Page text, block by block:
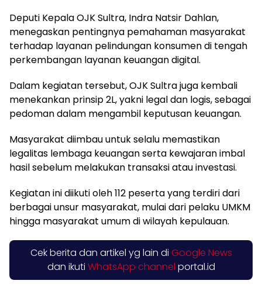
Deputi Kepala OJK Sultra, Indra Natsir Dahlan,
menegaskan pentingnya pemahaman masyarakat
terhadap layanan pelindungan konsumen di tengah
perkembangan layanan keuangan digital.
Dalam kegiatan tersebut, OJK Sultra juga kembali
menekankan prinsip 2L, yakni legal dan logis, sebagai
pedoman dalam mengambil keputusan keuangan.
Masyarakat diimbau untuk selalu memastikan
legalitas lembaga keuangan serta kewajaran imbal
hasil sebelum melakukan transaksi atau investasi.
Kegiatan ini diikuti oleh 112 peserta yang terdiri dari
berbagai unsur masyarakat, mulai dari pelaku UMKM
hingga masyarakat umum di wilayah kepulauan.
Cek berita dan artikel yg lain di Google News
dan ikuti WhatsApp channel portal.id